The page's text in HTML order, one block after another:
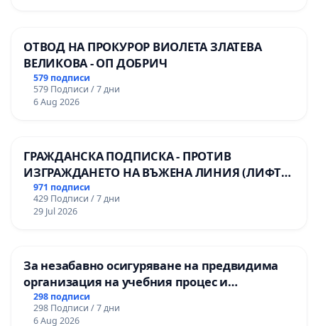
ОТВОД НА ПРОКУРОР ВИОЛЕТА ЗЛАТЕВА
ВЕЛИКОВА - ОП ДОБРИЧ
579 подписи
579 Подписи / 7 дни
6 Aug 2026
ГРАЖДАНСКА ПОДПИСКА - ПРОТИВ
ИЗГРАЖДАНЕТО НА ВЪЖЕНА ЛИНИЯ (ЛИФТ)
НА ТЕРИТОРИЯТА НА ПРИРОДНА
ЗАБЕЛЕЖИТЕЛНОСТ „ХЪЛМ НА
ОСВОБОДИТЕЛИТЕ“ (БУНАРДЖИК)
971 подписи
429 Подписи / 7 дни
29 Jul 2026
За незабавно осигуряване на предвидима
организация на учебния процес и
гарантиране на правото на равнопоставено
и качествено образование на учениците от
298 подписи
298 Подписи / 7 дни
6 Aug 2026